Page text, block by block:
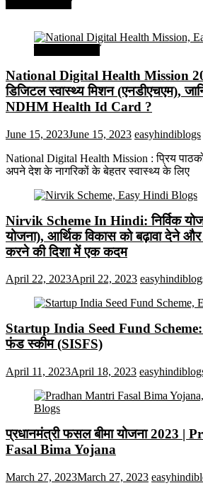
National Digital Health Mission
डिजिटल स्वास्थ्य मिशन (एनडीएचएम),
NDHM Health Id Card ?
June 15, 2023June 15, 2023 easyhindiblogs
National Digital Health Mission : प्रिय
अपने देश के नागरिकों के बेहतर स्वास्थ्य के लिए
Nirvik Scheme In Hindi: निर्विक
योजना), आर्थिक विकास को बढ़ावा देने और
करने की दिशा में एक कदम
April 22, 2023April 22, 2023
Startup India Seed Fund Scheme:
फंड स्कीम (SISFS)
April 11, 2023April 18, 2023
प्रधानमंत्री फसल बीमा योजना 2023 |
Fasal Bima Yojana
March 27, 2023March 27, 2023